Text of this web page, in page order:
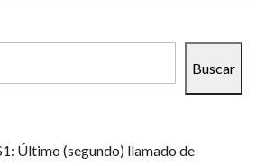
Buscar
Último (segundo) llamado de